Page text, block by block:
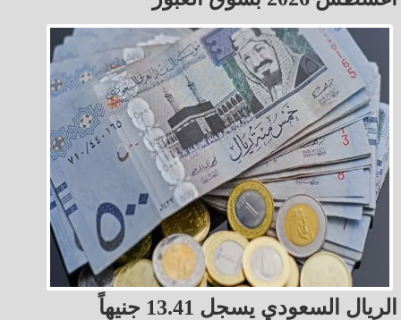
الريال السعودي يسجل 13.41 جنيهاً